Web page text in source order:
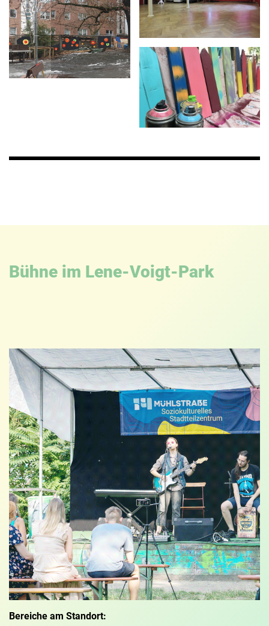
Bühne im Lene-Voigt-Park
Bereiche am Standort: